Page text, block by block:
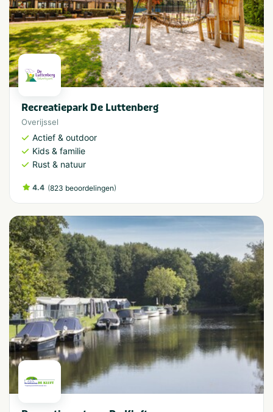
Recreatiepark De Luttenberg
Overijssel
Actief & outdoor
Kids & familie
Rust & natuur
4.4 (823 beoordelingen)